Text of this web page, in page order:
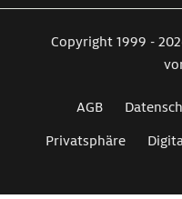
Copyright 1999 -
AGB
Privatsphäre